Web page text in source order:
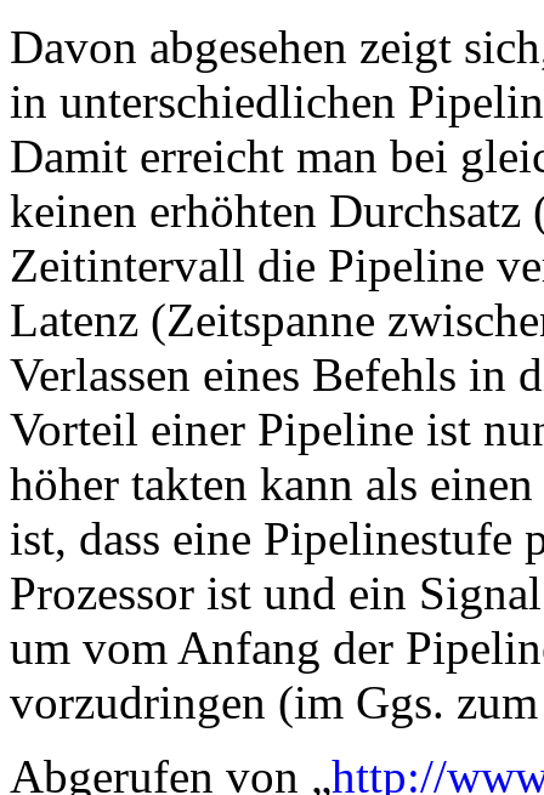
Davon abgesehen zeigt
in unterschiedlichen
Damit erreicht man bei
keinen erhöhten
Zeitintervall die Pipeline
Latenz (Zeitspanne
Verlassen eines Befehls in
Vorteil einer Pipeline ist
höher takten kann als
ist, dass eine Pipelinestufe
Prozessor ist und ein
um vom Anfang der
vorzudringen (im Ggs. zum
Abgerufen von „http://